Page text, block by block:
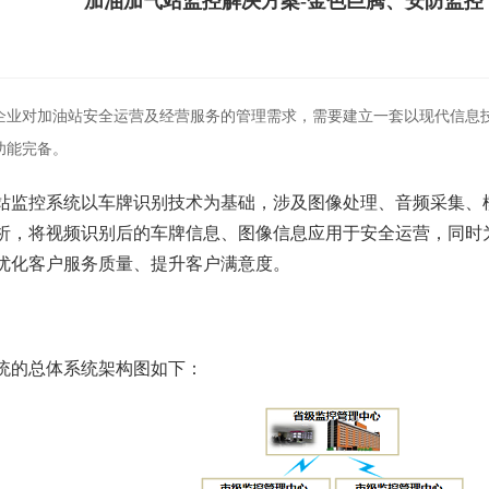
业对加油站安全运营及经营服务的管理需求，需要建立一套以现代信
完备。
监控系统以车牌识别技术为基础，涉及图像处理、音频采集
，将视频识别后的车牌信息、图像信息应用于安全运营，同
化客户服务质量、提升客户满意度。
体系统架构图如下：